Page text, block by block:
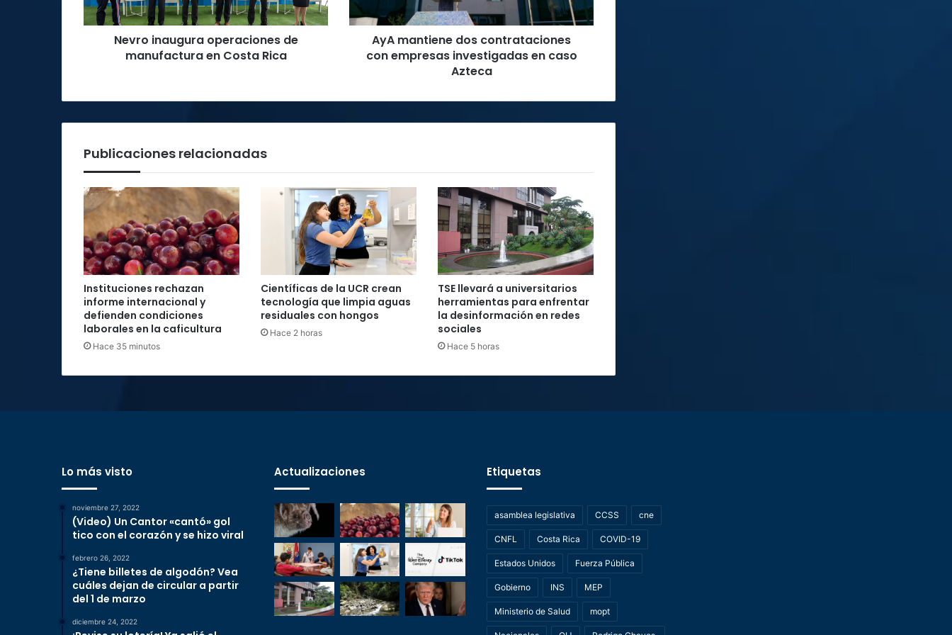
Rica
Nevro inaugura operaciones de
manufactura en Costa Rica
en
caso
AztecaAyA mantiene dos contrataciones
con empresas investigadas en caso
Azteca
Publicaciones relacionadas
Instituciones rechazan
informe internacional y
defienden condiciones
laborales en la caficultura
Hace 35 minutos
Científicas de la UCR crean
tecnología que limpia aguas
residuales con hongos
Hace 2 horas
TSE llevará a universitarios
herramientas para enfrentar
la desinformación en redes
sociales
Hace 5 horas
Lo más visto
noviembre 27, 2022
(Video) Un Cantor «cantó» gol
tico con el corazón y se hizo viral
febrero 26, 2022
¿Tiene billetes de algodón? Vea
cuáles dejan de circular a partir
del 1 de marzo
diciembre 24, 2022
Actualizaciones Etiquetas
asamblea legislativa CCSS cne
CNFL Costa Rica COVID-19
Estados Unidos Fuerza Pública
Gobierno INS MEP
Ministerio de Salud mopt